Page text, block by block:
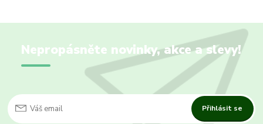
Nepropásněte novinky, akce a slevy!
Přihlásit se